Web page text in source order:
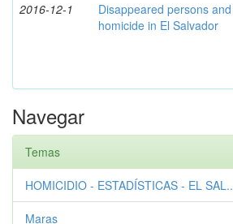
2016-12-1
Disappeared persons and
homicide in El Salvador
Navegar
Temas
HOMICIDIO - ESTADÍSTICAS - EL
Maras